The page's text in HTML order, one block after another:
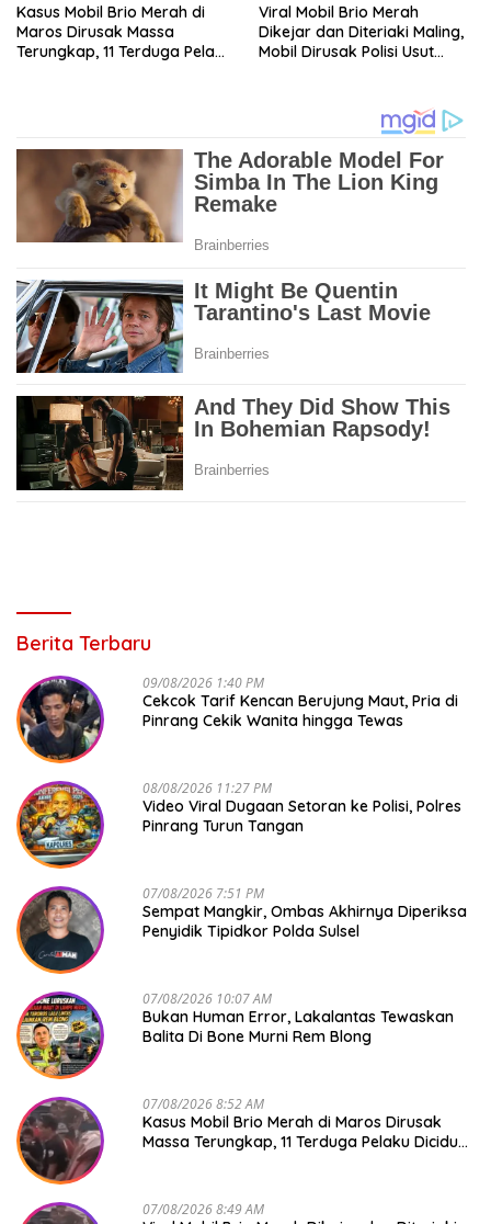
Kasus Mobil Brio Merah di
Maros Dirusak Massa
Terungkap, 11 Terduga Pelaku
Viral Mobil Brio Merah
Dikejar dan Diteriaki Maling,
Mobil Dirusak Polisi Usut
Berita Terbaru
09/08/2026 1:40 PM
Cekcok Tarif Kencan Berujung Maut, Pria di
Pinrang Cekik Wanita hingga Tewas
08/08/2026 11:27 PM
Video Viral Dugaan Setoran ke Polisi, Polres
Pinrang Turun Tangan
07/08/2026 7:51 PM
Sempat Mangkir, Ombas Akhirnya Diperiksa
Penyidik Tipidkor Polda Sulsel
07/08/2026 10:07 AM
Bukan Human Error, Lakalantas Tewaskan
Balita Di Bone Murni Rem Blong
07/08/2026 8:52 AM
Kasus Mobil Brio Merah di Maros Dirusak
Massa Terungkap, 11 Terduga Pelaku Diciduk
07/08/2026 8:49 AM